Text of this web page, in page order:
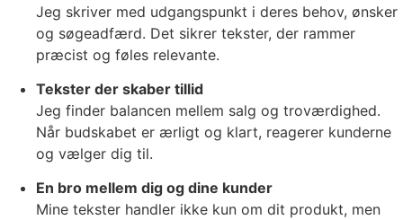
Jeg skriver med udgangspunkt i deres behov, ønsker
og søgeadfærd. Det sikrer tekster, der rammer
præcist og føles relevante.
Tekster der skaber tillid
Jeg finder balancen mellem salg og troværdighed.
Når budskabet er ærligt og klart, reagerer kunderne
og vælger dig til.
En bro mellem dig og dine kunder
Mine tekster handler ikke kun om dit produkt, men